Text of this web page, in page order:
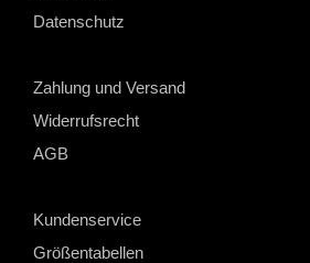
Datenschutz
Zahlung und Versand
Widerrufsrecht
AGB
Kundenservice
Größentabellen